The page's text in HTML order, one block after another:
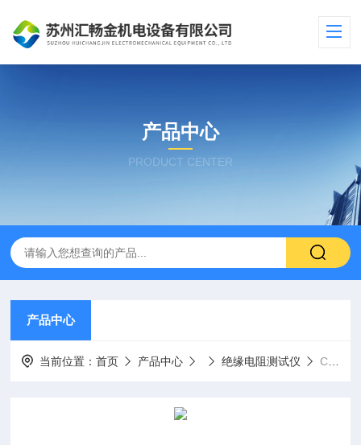
产品中心
PRODUCT CENTER
产品中心
当前位置：首页 产品中心 绝缘电阻测试仪 CHT3530和普CHT3530绝缘电阻测试仪